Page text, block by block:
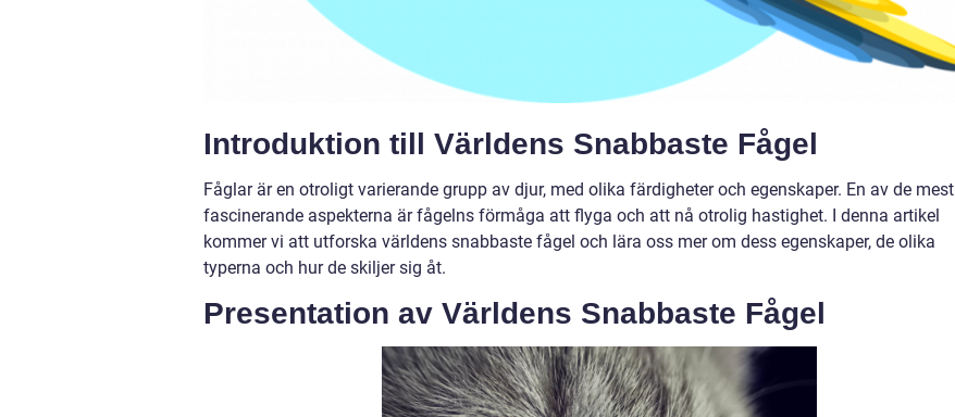
Introduktion till Världens Snabbaste Fågel
Fåglar är en otroligt varierande grupp av djur, med olika färdigheter och egenskaper. En av de mest
fascinerande aspekterna är fågelns förmåga att flyga och att nå otrolig hastighet. I denna artikel
kommer vi att utforska världens snabbaste fågel och lära oss mer om dess egenskaper, de olika
typerna och hur de skiljer sig åt.
Presentation av Världens Snabbaste Fågel